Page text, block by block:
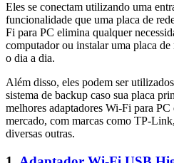
Eles se conectam utilizando uma
funcionalidade que uma placa de
Fi para PC elimina qualquer
computador ou instalar uma placa
o dia a dia.
Além disso, eles podem ser
sistema de backup caso sua placa
melhores adaptadores Wi-Fi para
mercado, com marcas como TP-
diversas outras.